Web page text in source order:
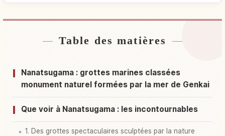
Hébergements près de Nanatsu Kama↗
Activités à Nanatsu Kama↗
Table des matières
Nanatsugama : grottes marines classées
monument naturel formées par la mer de Genkai
Que voir à Nanatsugama : les incontournables
1. Des grottes spectaculaires sculptées par la nature